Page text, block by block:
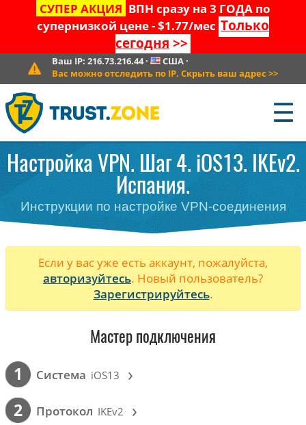
СУПЕР АКЦИЯ ВПН сразу на 3 ГОДА по
супернизкой цене - $1.77/мес Только
сегодня >>
Ваш IP: 216.73.216.44· США·
Вас можно отследить по IP. Скрыть ваш адрес >>
☰
Настройка VPN. Шаг 4. iOS13. IKEv2.
Испания.
Инструкции по настройке VPN-соединения
Если у вас уже есть аккаунт, пожалуйста,
авторизуйтесь. Новый пользователь?
Зарегистрируйтесь.
Мастер подключения
1 Cистема iOS13 ›
2 Протокол IKEv2 ›